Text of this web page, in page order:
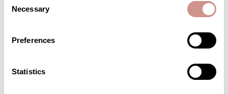
Selection
Necessary
Preferences
Statistics
plus uniforme après utilisation.
Plus récent